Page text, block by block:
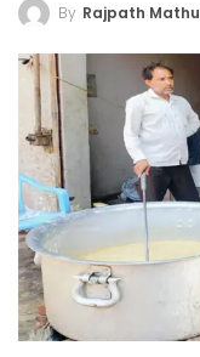
By Rajpath